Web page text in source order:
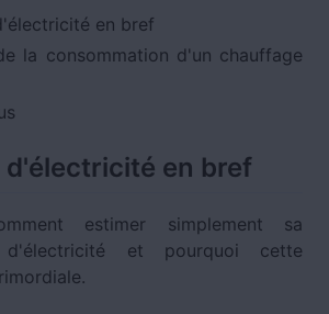
en bref
la consommation d'un chauffage
d'électricité en bref
estimer simplement sa
d'électricité et pourquoi cette